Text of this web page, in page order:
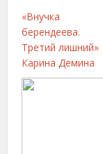
«Внучка
берендеева.
Третий лишний»
Карина Демина